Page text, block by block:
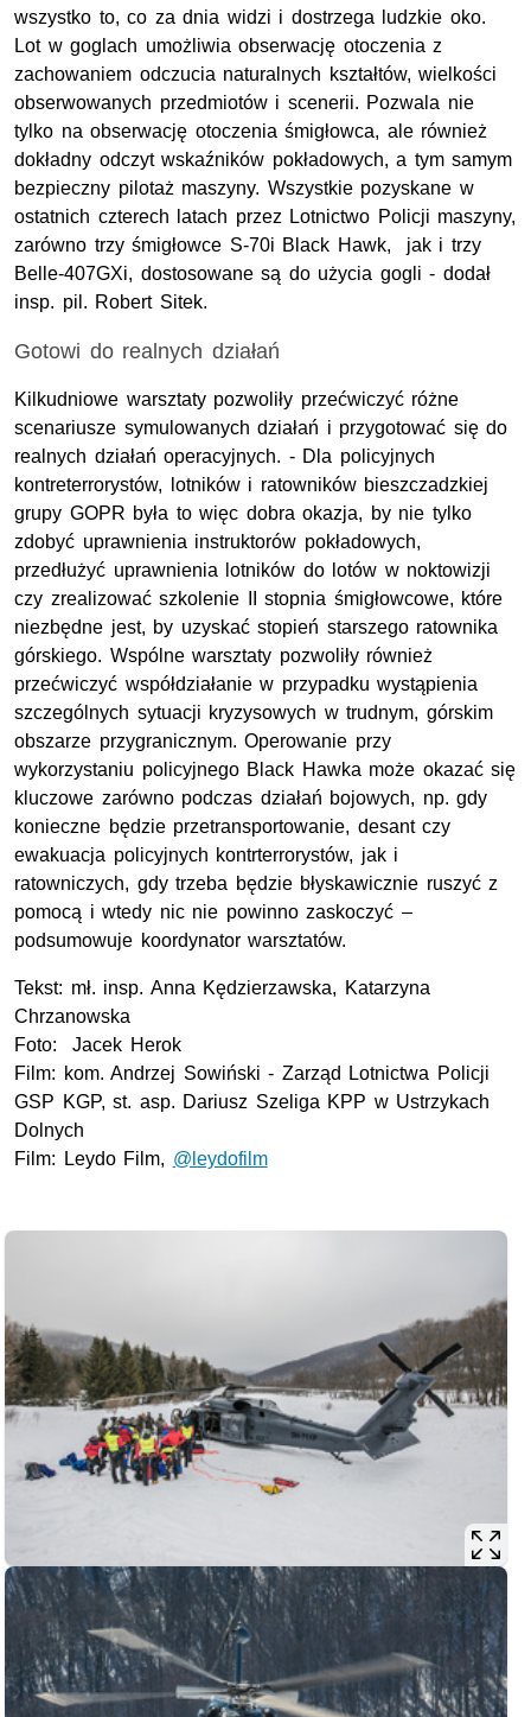
wszystko to, co za dnia widzi i dostrzega ludzkie oko.
Lot w goglach umożliwia obserwację otoczenia z
zachowaniem odczucia naturalnych kształtów, wielkości
obserwowanych przedmiotów i scenerii. Pozwala nie
tylko na obserwację otoczenia śmigłowca, ale również
dokładny odczyt wskaźników pokładowych, a tym samym
bezpieczny pilotaż maszyny. Wszystkie pozyskane w
ostatnich czterech latach przez Lotnictwo Policji maszyny,
zarówno trzy śmigłowce S-70i Black Hawk, jak i trzy
Belle-407GXi, dostosowane są do użycia gogli - dodał
insp. pil. Robert Sitek.
Gotowi do realnych działań
Kilkudniowe warsztaty pozwoliły przećwiczyć różne
scenariusze symulowanych działań i przygotować się do
realnych działań operacyjnych. - Dla policyjnych
kontreterrorystów, lotników i ratowników bieszczadzkiej
grupy GOPR była to więc dobra okazja, by nie tylko
zdobyć uprawnienia instruktorów pokładowych,
przedłużyć uprawnienia lotników do lotów w noktowizji
czy zrealizować szkolenie II stopnia śmigłowcowe, które
niezbędne jest, by uzyskać stopień starszego ratownika
górskiego. Wspólne warsztaty pozwoliły również
przećwiczyć współdziałanie w przypadku wystąpienia
szczególnych sytuacji kryzysowych w trudnym, górskim
obszarze przygranicznym. Operowanie przy
wykorzystaniu policyjnego Black Hawka może okazać się
kluczowe zarówno podczas działań bojowych, np. gdy
konieczne będzie przetransportowanie, desant czy
ewakuacja policyjnych kontrterrorystów, jak i
ratowniczych, gdy trzeba będzie błyskawicznie ruszyć z
pomocą i wtedy nic nie powinno zaskoczyć –
podsumowuje koordynator warsztatów.
Tekst: mł. insp. Anna Kędzierzawska, Katarzyna
Chrzanowska
Foto: Jacek Herok
Film: kom. Andrzej Sowiński - Zarząd Lotnictwa Policji
GSP KGP,st. asp. Dariusz Szeliga KPP w Ustrzykach
Dolnych
Film: Leydo Film, @leydofilm